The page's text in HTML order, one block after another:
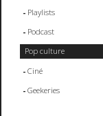
Playlists
Podcast
Pop culture
Ciné
Geekeries